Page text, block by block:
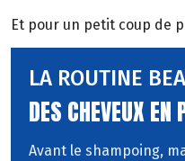
Et pour un petit coup de
LA ROUTINE
DES CHEVEUX EN
Avant le shampoing,